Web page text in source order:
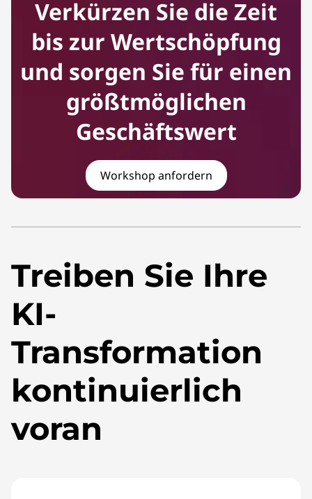
Verkürzen Sie die Zeit
bis zur Wertschöpfung
und sorgen Sie für einen
größtmöglichen
Geschäftswert
Workshop anfordern
Treiben Sie Ihre
KI-
Transformation
kontinuierlich
voran